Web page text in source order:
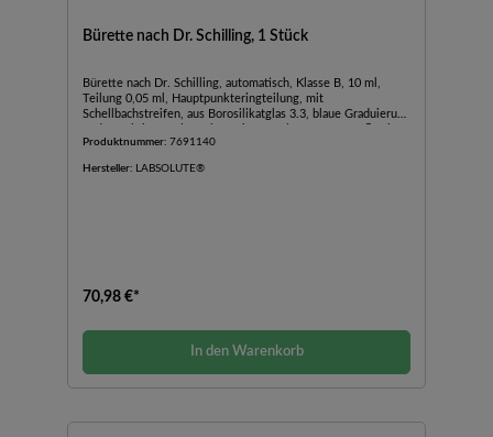
Bürette nach Dr. Schilling, 1 Stück
Bürette nach Dr. Schilling, automatisch, Klasse B, 10 ml,
Teilung 0,05 ml, Hauptpunkteringteilung, mit
Schellbachstreifen, aus Borosilikatglas 3.3, blaue Graduierung
und Halter., 1 Stück
Produktnummer: 7691140
Hersteller: LABSOLUTE®
70,98 €*
In den Warenkorb